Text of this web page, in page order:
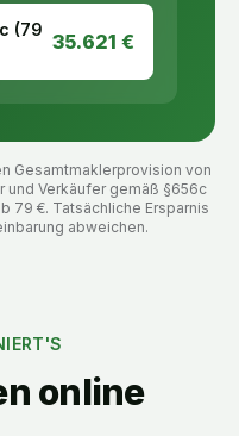
(79
35.621 €
Gesamtmaklerprovision von
und Verkäufer gemäß §656c
79 €. Tatsächliche Ersparnis
abweichen.
online